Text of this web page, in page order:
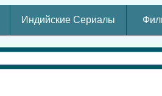
Индийские Сериалы